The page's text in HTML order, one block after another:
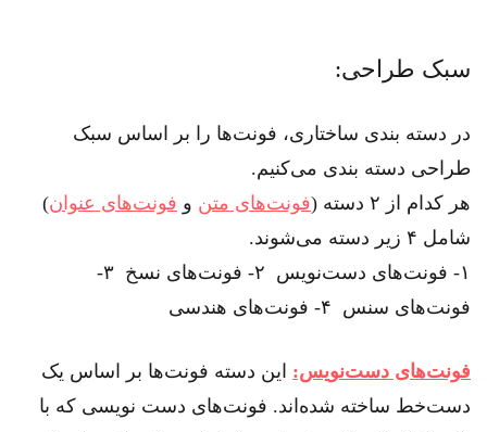
سبک طراحی:
در دسته بندی ساختاری، فونت‌ها را بر اساس سبک
طراحی دسته بندی می‌کنیم.
هر کدام از ۲ دسته‌ (
فونت‌های متن و فونت‌های عنوان)
شامل ۴ زیر دسته می‌شوند.
۱- فونت‌های دست‌نویس ۲- فونت‌های نسخ ۳-
فونت‌های سنس ۴- فونت‌های هندسی
فونت‌های دست‌نویس: این دسته فونت‌ها بر اساس یک
دست‌خط ساخته شده‌اند. فونت‌های دست نویسی که با